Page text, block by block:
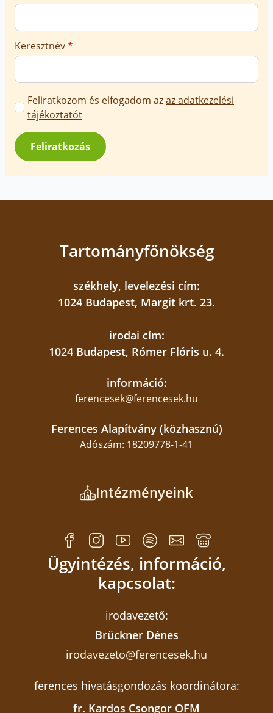
Keresztnév*
Marketing
üzenetek
jóváhagyása
*
Feliratkozom és elfogadom azaz adatkezelési
tájékoztatót
Feliratkozás
Tartományfőnökség
székhely, levelezési cím:
1024 Budapest, Margit krt. 23.
irodai cím:
1024 Budapest, Rómer Flóris u. 4.
információ:
ferencesek@ferencesek.hu
Ferences Alapítvány (közhasznú)
Adószám: 18209778-1-41
Intézményeink
Ügyintézés, információ,
kapcsolat:
irodavezető:
Brückner Dénes
irodavezeto@ferencesek.hu
ferences hivatásgondozás koordinátora:
fr. Kardos Csongor OFM